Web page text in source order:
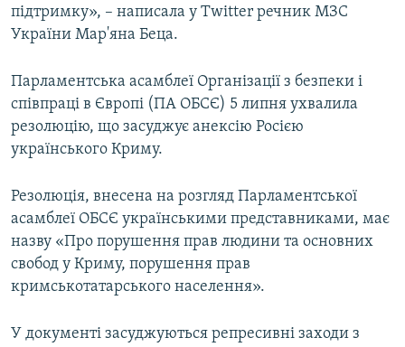
підтримку», – написала у Twitter речник МЗС
України Мар'яна Беца.
Парламентська асамблеї Організації з безпеки і
співпраці в Європі (ПА ОБСЄ) 5 липня ухвалила
резолюцію, що засуджує анексію Росією
українського Криму.
Резолюція, внесена на розгляд Парламентської
асамблеї ОБСЄ українськими представниками, має
назву «Про порушення прав людини та основних
свобод у Криму, порушення прав
кримськотатарського населення».
У документі засуджуються репресивні заходи з